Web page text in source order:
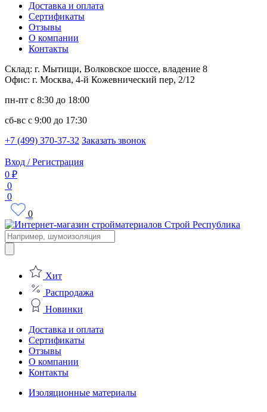
Доставка и оплата
Сертификаты
Отзывы
О компании
Контакты
Склад: г. Мытищи, Волковское шоссе, владение 8
Офис: г. Москва, 4-й Кожевнический пер, 2/12
пн-пт с 8:30 до 18:00
сб-вс с 9:00 до 17:30
+7 (499) 370-37-32 Заказать звонок
Вход / Регистрация
0 ₽
0
0
0
Поиск
товаров
Хит
Распродажа
Новинки
Доставка и оплата
Сертификаты
Отзывы
О компании
Контакты
Изоляционные материалы